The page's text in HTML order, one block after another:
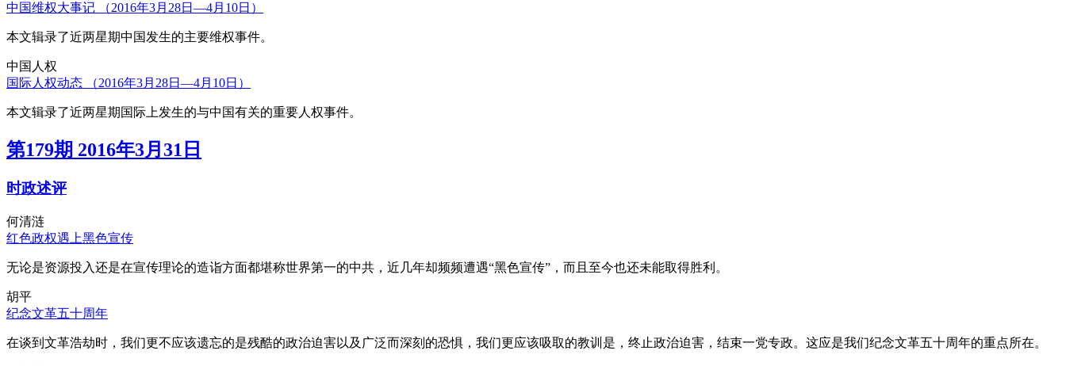
中国维权大事记 （2016年3月28日—4月10日）
本文辑录了近两星期中国发生的主要维权事件。
中国人权
国际人权动态 （2016年3月28日—4月10日）
本文辑录了近两星期国际上发生的与中国有关的重要人权事件。
第179期 2016年3月31日
时政述评
何清涟
红色政权遇上黑色宣传
无论是资源投入还是在宣传理论的造诣方面都堪称世界第一的中共，近几年却频频遭遇“黑色宣传”，而且至今也还未能取得胜利。
胡平
纪念文革五十周年
在谈到文革浩劫时，我们更不应该遗忘的是残酷的政治迫害以及广泛而深刻的恐惧，我们更应该吸取的教训是，终止政治迫害，结束一党专政。这应是我们纪念文革五十周年的重点所在。